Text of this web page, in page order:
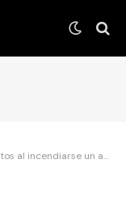
un avión en un aeropuerto de Moscú